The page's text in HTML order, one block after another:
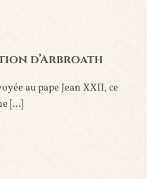
d’Arbroath
au pape Jean XXII, ce
[...]